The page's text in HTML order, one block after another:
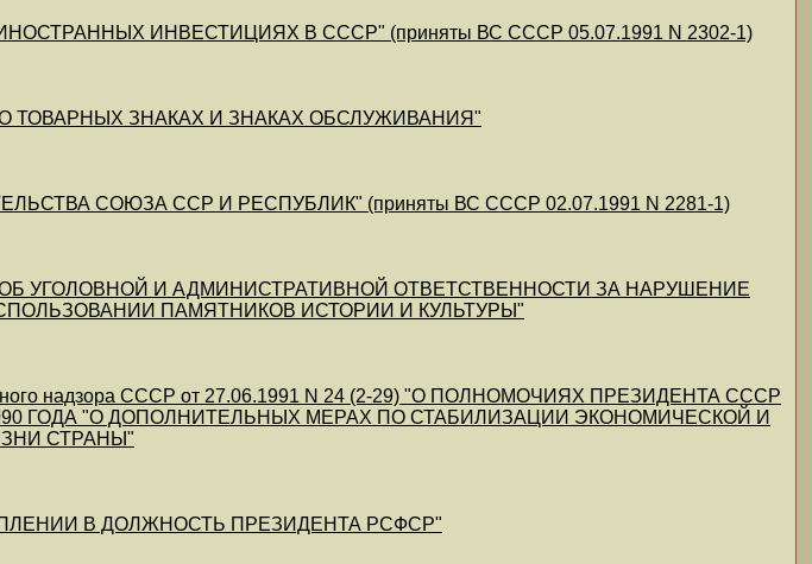
ИНВЕСТИЦИЯХ В СССР" (приняты ВС СССР 05.07.1991 N 2302-1)
"О ТОВАРНЫХ ЗНАКАХ И ЗНАКАХ ОБСЛУЖИВАНИЯ"
СОЮЗА ССР И РЕСПУБЛИК" (приняты ВС СССР 02.07.1991 N 2281-1)
"ОБ УГОЛОВНОЙ И АДМИНИСТРАТИВНОЙ ОТВЕТСТВЕННОСТИ ЗА НАРУШЕНИЕ
ПАМЯТНИКОВ ИСТОРИИ И КУЛЬТУРЫ"
надзора СССР от 27.06.1991 N 24 (2-29) "О ПОЛНОМОЧИЯХ ПРЕЗИДЕНТА СССР
ГОДА "О ДОПОЛНИТЕЛЬНЫХ МЕРАХ ПО СТАБИЛИЗАЦИИ ЭКОНОМИЧЕСКОЙ И
СТРАНЫ"
В ДОЛЖНОСТЬ ПРЕЗИДЕНТА РСФСР"